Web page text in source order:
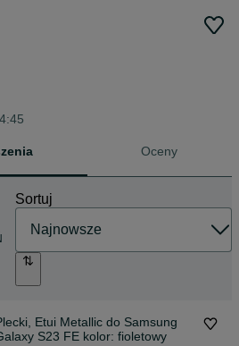
Oceny
Sortuj
Etui Metallic do Samsung
S23 FE kolor: fioletowy